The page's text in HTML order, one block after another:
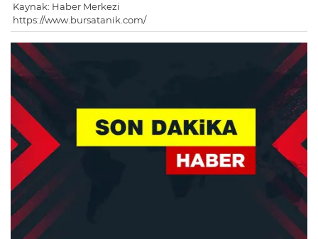
Kaynak: Haber Merkezi
https://www.bursatanik.com/